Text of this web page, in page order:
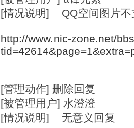
[情况说明] QQ空间图片不
http://www.nic-zone.net/
[管理动作] 删除回复
[被管理用户] 水澄澄
[情况说明] 无意义回复